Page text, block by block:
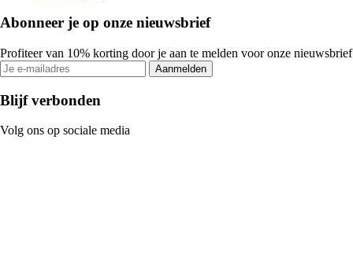
Abonneer je op onze nieuwsbrief
Profiteer van 10% korting door je aan te melden voor onze nieuwsbrief
Aanmelden
Blijf verbonden
Volg ons op sociale media